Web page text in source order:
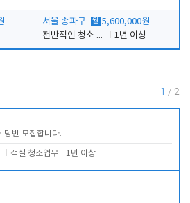
서울 송파구 월 5,600,000원
전반적인 청소 업무(객실청소.객실정리)
1년 이상
1 / 2
당번 모집합니다.
객실 청소업무 1년 이상